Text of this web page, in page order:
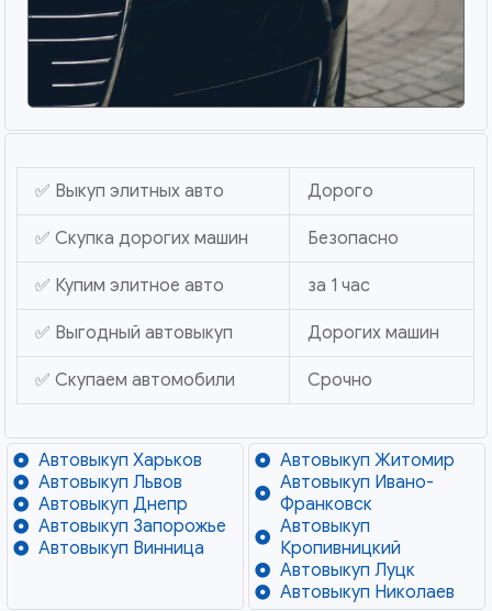
✅ Выкуп элитных авто Дорого
✅ Скупка дорогих машин Безопасно
✅ Купим элитное авто за 1 час
✅ Выгодный автовыкуп Дорогих машин
✅ Скупаем автомобили Срочно
Автовыкуп Харьков
Автовыкуп Львов
Автовыкуп Днепр
Автовыкуп Запорожье
Автовыкуп Винница
Автовыкуп Житомир
Автовыкуп Ивано-
Франковск
Автовыкуп
Кропивницкий
Автовыкуп Луцк
Автовыкуп Николаев